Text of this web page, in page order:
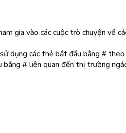
gia vào các cuộc trò chuyện về
dụng các thẻ bắt đầu bằng #
# liên quan đến thị trường